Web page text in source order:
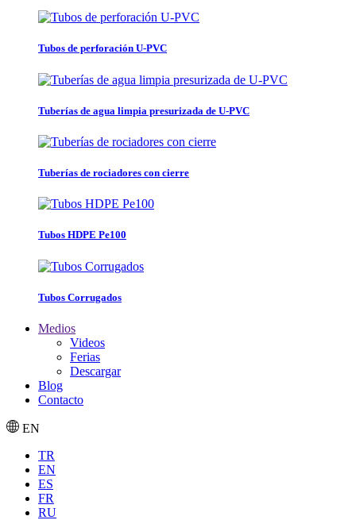
Tubos de perforación U-PVC
Tuberías de agua limpia presurizada de U-PVC
Tuberías de rociadores con cierre
Tubos HDPE Pe100
Tubos Corrugados
Medios
Videos
Ferias
Descargar
Blog
Contacto
EN
TR
EN
ES
FR
RU